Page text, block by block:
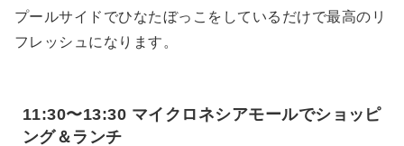
プールサイドでひなたぼっこをしているだけで最高のリ
フレッシュになります。
11:30〜13:30 マイクロネシアモールでショッピ
ング＆ランチ